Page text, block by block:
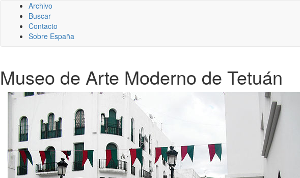
Archivo
Buscar
Contacto
Sobre España
Museo de Arte Moderno de Tetuán